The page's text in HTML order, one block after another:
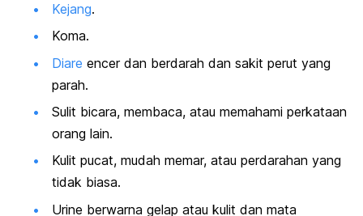
Kejang.
Koma.
Diare encer dan berdarah dan sakit perut yang
parah.
Sulit bicara, membaca, atau memahami perkataan
orang lain.
Kulit pucat, mudah memar, atau perdarahan yang
tidak biasa.
Urine berwarna gelap atau kulit dan mata